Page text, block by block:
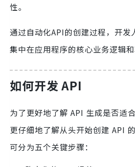
性。
通过自动化API的创建过程，开发
集中在应用程序的核心业务逻辑和
如何开发 API
为了更好地了解 API 生成是否适
更仔细地了解从头开始创建 API
可分为五个关键步骤：